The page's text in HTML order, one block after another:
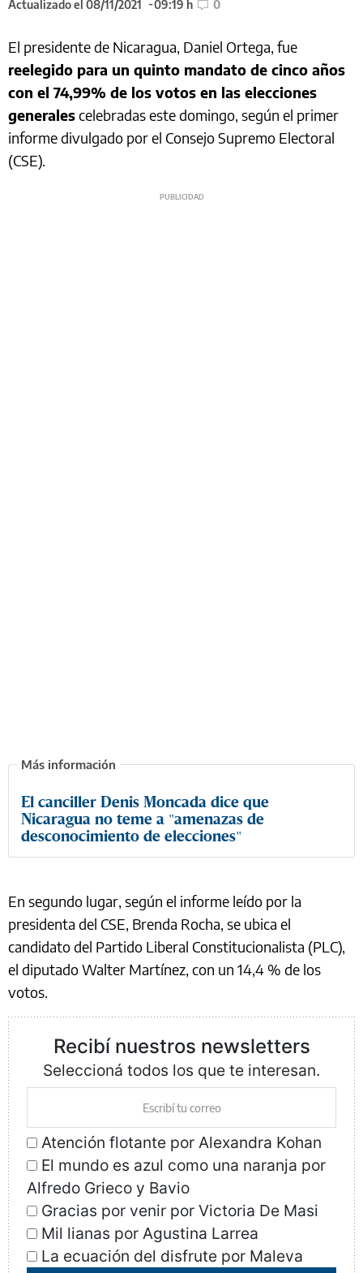
Actualizado el 08/11/2021
09:19 h 0
El presidente de Nicaragua, Daniel Ortega, fue
reelegido para un quinto mandato de cinco años
con el 74,99% de los votos en las elecciones
generalescelebradas este domingo, según el primer
informe divulgado por el Consejo Supremo Electoral
(CSE).
El canciller Denis Moncada dice que
Nicaragua no teme a "amenazas de
desconocimiento de elecciones"
En segundo lugar, según el informe leído por la
presidenta del CSE, Brenda Rocha, se ubica el
candidato del Partido Liberal Constitucionalista (PLC),
el diputado Walter Martínez, con un 14,4 % de los
votos.
Recibí nuestros newsletters
Seleccioná todos los que te interesan.
Atención flotante por Alexandra Kohan
El mundo es azul como una naranja por
Alfredo Grieco y Bavio
Gracias por venir por Victoria De Masi
Mil lianas por Agustina Larrea
La ecuación del disfrute por Maleva